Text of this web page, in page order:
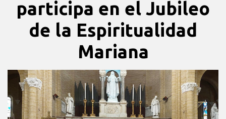
participa en el Jubileo
de la Espiritualidad
Mariana